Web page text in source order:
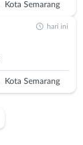
Kota Semarang
Kota Semarang
hari ini